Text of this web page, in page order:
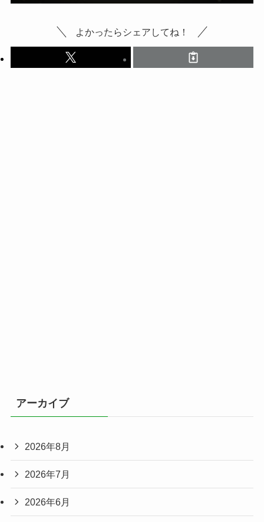
よかったらシェアしてね！
アーカイブ
2026年8月
2026年7月
2026年6月